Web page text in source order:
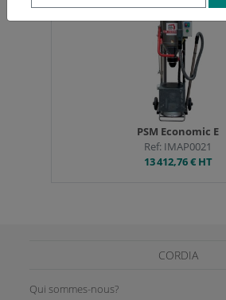
PSM Economic E
Ref: IMAP0021
13 412,76 €HT
CORDIA
Qui sommes-nous?